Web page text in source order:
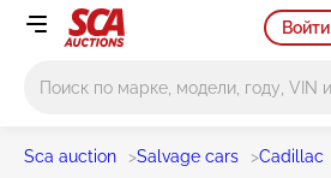
Войти
Sca auction >Salvage cars >Cadillac